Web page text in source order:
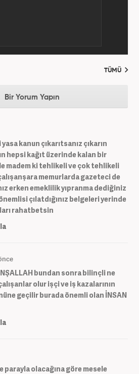
TÜMÜ
Bir Yorum Yapın
kanun çıkarıtsanız çıkarın
hepsi kağıt üzerinde kalan bir
madem ki tehlikeli ve çok tehlikeli
memurlarda gazeteci de
erken emeklilik yıpranma dediğiniz
çılatdığınız belgeleri yerinde
rahatbetsin
bundan sonra bilinçli ne
olur işçi ve iş kazalarının
geçilir burada önemli olan İNSAN
parayla olacağına göre mesele